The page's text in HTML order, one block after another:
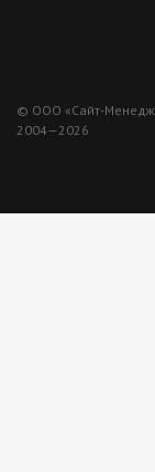
© ООО «Сайт-
2004—2026